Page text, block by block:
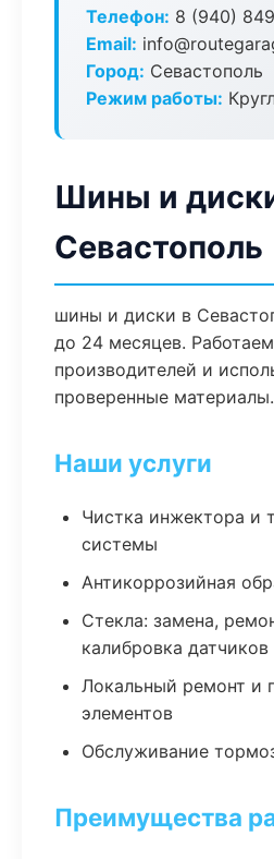
Телефон: 8 (940)
Email:
Город: Севастополь
Режим работы:
Шины и
Севастополь
шины и диски в
до 24 месяцев.
производителей и
проверенные материалы.
Наши услуги
Чистка инжектора и
системы
Антикоррозийная
Стекла: замена,
калибровка датчиков
Локальный ремонт и
элементов
Обслуживание
Преимущества